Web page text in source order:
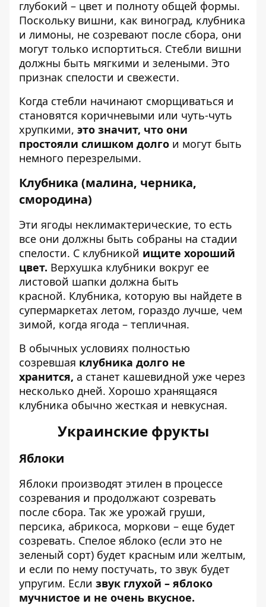
глубокий – цвет и полноту общей формы.
Поскольку вишни, как виноград, клубника
и лимоны, не созревают после сбора, они
могут только испортиться. Стебли вишни
должны быть мягкими и зелеными. Это
признак спелости и свежести.
Когда стебли начинают сморщиваться и
становятся коричневыми или чуть-чуть
хрупкими, это значит, что они
простояли слишком долго и могут быть
немного перезрелыми.
Клубника (малина, черника,
смородина)
Эти ягоды неклимактерические, то есть
все они должны быть собраны на стадии
спелости. С клубникой ищите хороший
цвет. Верхушка клубники вокруг ее
листовой шапки должна быть
красной. Клубника, которую вы найдете в
супермаркетах летом, гораздо лучше, чем
зимой, когда ягода – тепличная.
В обычных условиях полностью
созревшая клубника долго не
хранится, а станет кашевидной уже через
несколько дней. Хорошо хранящаяся
клубника обычно жесткая и невкусная.
Украинские фрукты
Яблоки
Яблоки производят этилен в процессе
созревания и продолжают созревать
после сбора. Так же урожай груши,
персика, абрикоса, моркови – еще будет
созревать. Спелое яблоко (если это не
зеленый сорт) будет красным или желтым,
и если по нему постучать, то звук будет
упругим. Если звук глухой – яблоко
мучнистое и не очень вкусное.